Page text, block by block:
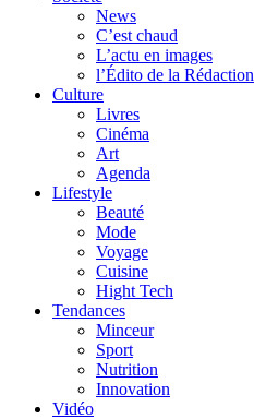
News
C’est chaud
L’actu en images
l’Édito de la Rédaction
Culture
Livres
Cinéma
Art
Agenda
Lifestyle
Beauté
Mode
Voyage
Cuisine
Hight Tech
Tendances
Minceur
Sport
Nutrition
Innovation
Vidéo